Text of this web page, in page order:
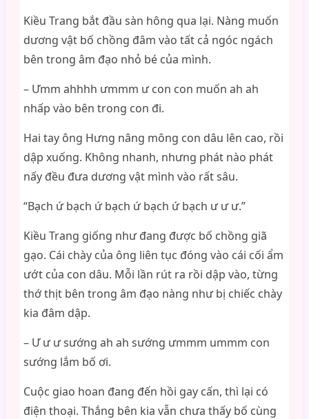
Kiều Trang bắt đầu sàn hông qua lại. Nàng muốn
dương vật bố chồng đâm vào tất cả ngóc ngách
bên trong âm đạo nhỏ bé của mình.
– Ưmm ahhhh ưmmm ư con con muốn ah ah
nhấp vào bên trong con đi.
Hai tay ông Hưng nâng mông con dâu lên cao, rồi
dập xuống. Không nhanh, nhưng phát nào phát
nấy đều đưa dương vật mình vào rất sâu.
“Bạch ứ bạch ứ bạch ứ bạch ứ bạch ư ư ư.”
Kiều Trang giống như đang được bố chồng giã
gạo. Cái chày của ông liên tục đóng vào cái cối ẩm
ướt của con dâu. Mỗi lần rút ra rồi dập vào, từng
thớ thịt bên trong âm đạo nàng như bị chiếc chày
kia đâm dập.
– Ư ư ư sướng ah ah sướng ưmmm ummm con
sướng lắm bố ơi.
Cuộc giao hoan đang đến hồi gay cấn, thì lại có
điện thoại. Thắng bên kia vẫn chưa thấy bố cùng